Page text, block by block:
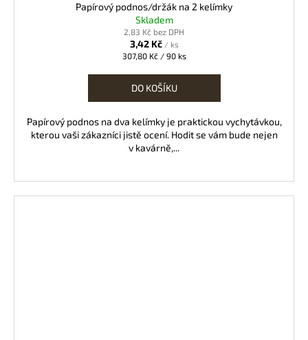
Papírový podnos/držák na 2 kelímky
Skladem
2,83 Kč bez DPH
3,42 Kč / ks
Měrná
307,80 Kč / 90 ks
DO KOŠÍKU
Papírový podnos na dva kelímky je praktickou vychytávkou,
kterou vaši zákazníci jistě ocení. Hodit se vám bude nejen
v kavárně,...